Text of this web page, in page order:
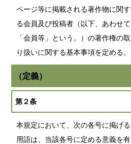
ページ等に掲載される著作物に関す
る会員及び投稿者（以下、あわせて
「会員等」という。）の著作権の取
り扱いに関する基本事項を定める。
（定義）
第２条
本規定において、次の各号に掲げる
用語は、当該各号に定める意義を有